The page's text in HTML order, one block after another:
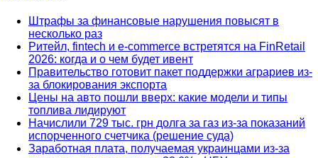
Штрафы за финансовые нарушения повысят в
несколько раз
Ритейл, fintech и e-commerce встретятся на FinRetail
2026: когда и о чем будет ивент
Правительство готовит пакет поддержки аграриев из-
за блокирования экспорта
Цены на авто пошли вверх: какие модели и типы
топлива лидируют
Начислили 729 тыс. грн долга за газ из-за показаний
испорченного счетчика (решение суда)
Заработная плата, получаемая украинцами из-за